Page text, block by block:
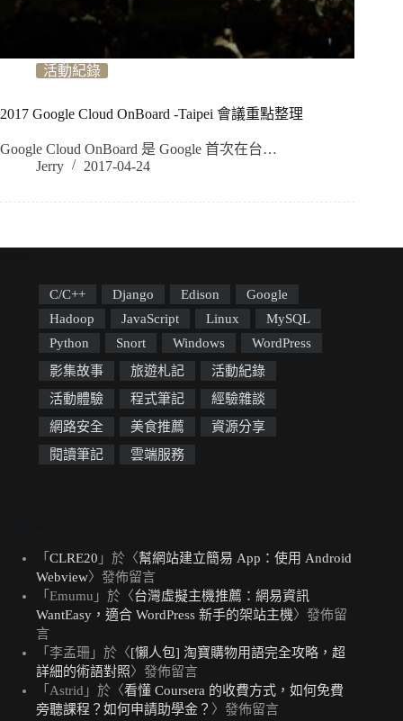
活動紀錄
2017 Google Cloud OnBoard -Taipei 會議重點整理
Google Cloud OnBoard 是 Google 首次在台…
Jerry
2017-04-24
C/C++ Django Edison
Google
Hadoop
JavaScript Linux
MySQL
Python
Snort Windows
WordPress
影集故事
旅遊札記
活動紀錄
活動體驗
程式筆記
經驗雜談
網路安全
美食推薦
資源分享
閱讀筆記
雲端服務
「 CLRE20 」於〈幫網站建立簡易 App：使用 Android
Webview〉發佈留言
「 Emumu 」於〈台灣虛擬主機推薦：網易資訊
WantEasy，適合 WordPress 新手的架站主機〉發佈留
言
「 李孟珊 」於〈[懶人包] 淘寶購物用語完全攻略，超
詳細的術語對照〉發佈留言
「 Astrid 」於〈看懂 Coursera 的收費方式，如何免費
旁聽課程？如何申請助學金？ 〉發佈留言